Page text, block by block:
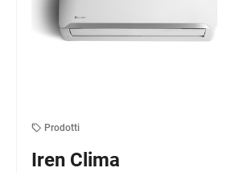
Prodotti
Iren Clima